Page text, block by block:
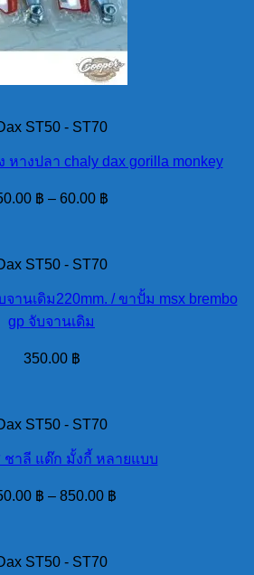
ST50 - ST70
หางปลา chaly dax gorilla monkey
฿ – 60.00 ฿
ST50 - ST70
านเดิม220mm. / ขาปั้ม msx brembo
gp จับจานเดิม
350.00 ฿
ST50 - ST70
ชาลี แด๊ก มั้งกี้ หลายแบบ
฿ – 850.00 ฿
ST50 - ST70